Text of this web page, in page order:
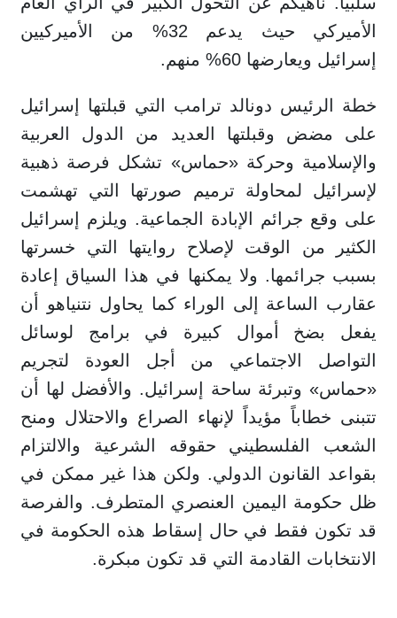
الأميركي حيث يدعم 32% من الأميركيين
إسرائيل ويعارضها 60% منهم.
خطة الرئيس دونالد ترامب التي قبلتها إسرائيل
على مضض وقبلتها العديد من الدول العربية
والإسلامية وحركة «حماس» تشكل فرصة ذهبية
لإسرائيل لمحاولة ترميم صورتها التي تهشمت
على وقع جرائم الإبادة الجماعية. ويلزم إسرائيل
الكثير من الوقت لإصلاح روايتها التي خسرتها
بسبب جرائمها. ولا يمكنها في هذا السياق إعادة
عقارب الساعة إلى الوراء كما يحاول نتنياهو أن
يفعل بضخ أموال كبيرة في برامج لوسائل
التواصل الاجتماعي من أجل العودة لتجريم
«حماس» وتبرئة ساحة إسرائيل. والأفضل لها أن
تتبنى خطاباً مؤيداً لإنهاء الصراع والاحتلال ومنح
الشعب الفلسطيني حقوقه الشرعية والالتزام
بقواعد القانون الدولي. ولكن هذا غير ممكن في
ظل حكومة اليمين العنصري المتطرف. والفرصة
قد تكون فقط في حال إسقاط هذه الحكومة في
الانتخابات القادمة التي قد تكون مبكرة.